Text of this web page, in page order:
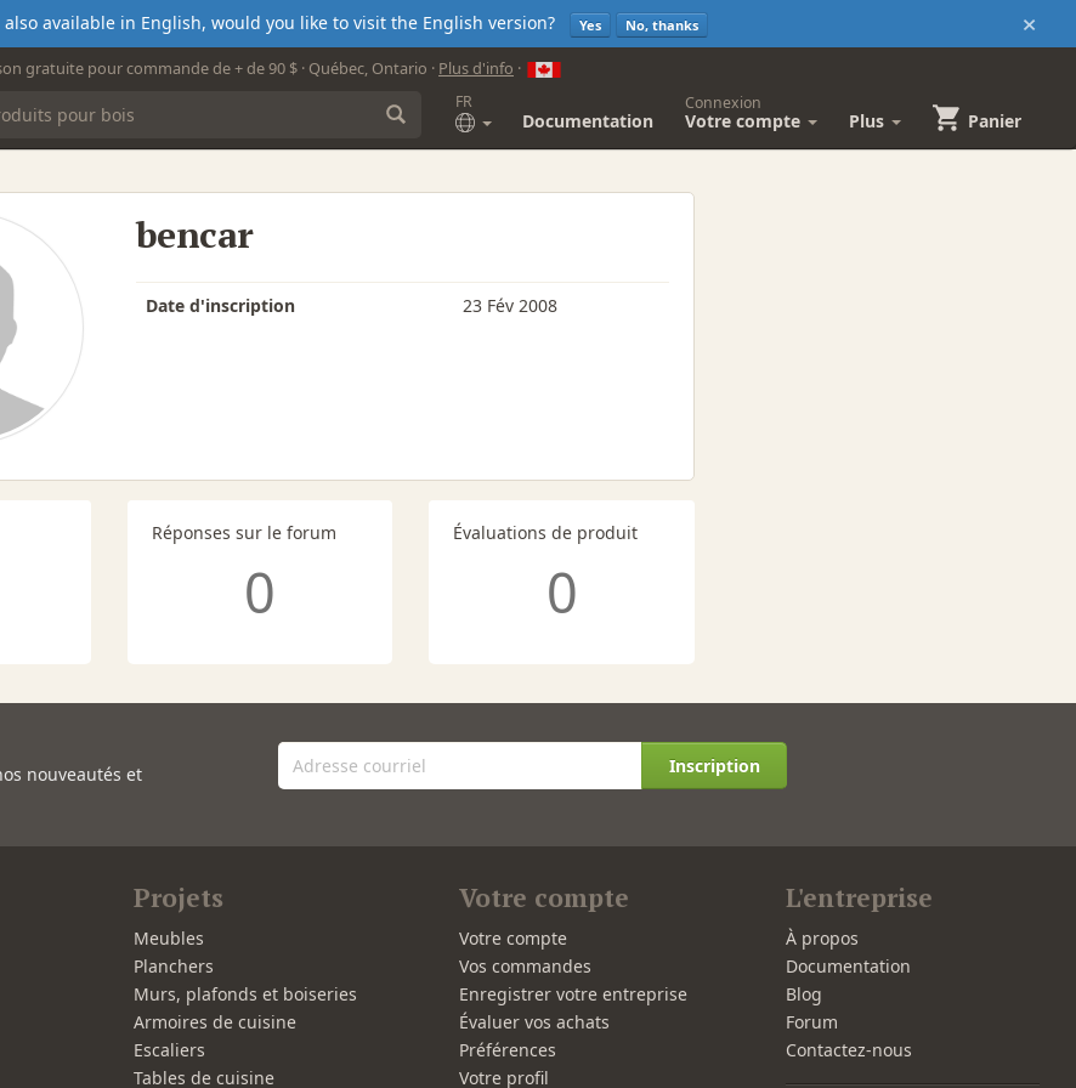
×
available in English, would you like to visit the English version? Yes No, thanks
gratuite pour commande de + de 90 $ · Québec, Ontario · Plus d'info ·
FR
Documentation
Connexion
Votre compte Plus Panier
bencar
Date d'inscription 23 Fév 2008
Réponses sur le forum
0
Évaluations de produit
0
nouveautés et
Inscription
Projets
Meubles
Planchers
Murs, plafonds et boiseries
Armoires de cuisine
Escaliers
Tables de cuisine
Votre compte
Votre compte
Vos commandes
Enregistrer votre entreprise
Évaluer vos achats
Préférences
Votre profil
L'entreprise
À propos
Documentation
Blog
Forum
Contactez-nous